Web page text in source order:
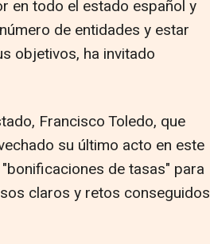
en todo el estado español y
de entidades y estar
objetivos, ha invitado
Francisco Toledo, que
su último acto en este
de tasas" para
claros y retos conseguidos